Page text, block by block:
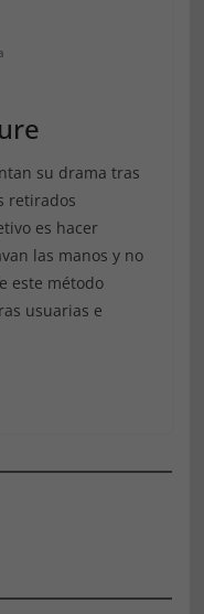
su drama tras
retirados
es hacer
las manos y no
este método
usuarias e